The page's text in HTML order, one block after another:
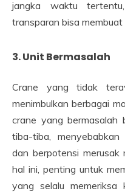
jangka waktu
transparan bisa
3. Unit Bermasalah
Crane yang tidak
menimbulkan berbagai
crane yang bermasalah
tiba-tiba, menyebabkan
dan berpotensi merusak
hal ini, penting untuk
yang selalu memeriksa